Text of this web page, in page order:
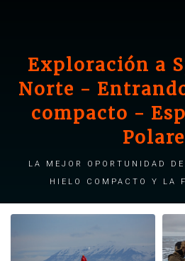
Exploración a
Norte -
compacto -
La mejor oportunidad
hielo compacto y la